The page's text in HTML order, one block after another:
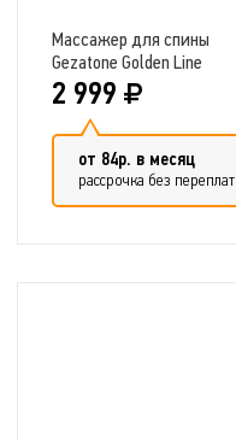
Массажер для спины
Gezatone Golden Line
AMG122
2 999
от 84р. в месяц
рассрочка без переплат